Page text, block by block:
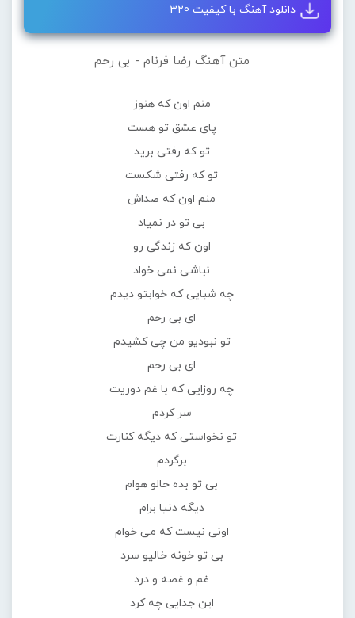
دانلود آهنگ با کیفیت 320
متن آهنگ رضا فرنام - بی رحم
منم اون که هنوز
پای عشق تو هست
تو که رفتی برید
تو که رفتی شکست
منم اون که صداش
بی تو در نمیاد
اون که زندگی رو
نباشی نمی خواد
چه شبایی که خوابتو دیدم
ای بی رحم
تو نبودیو من چی کشیدم
ای بی رحم
چه روزایی که با غم دوریت
سر کردم
تو نخواستی که دیگه کنارت
برگردم
بی تو بده حالو هوام
دیگه دنیا برام
اونی نیست که می خوام
بی تو خونه خالیو سرد
غم و غصه و درد
این جدایی چه کرد